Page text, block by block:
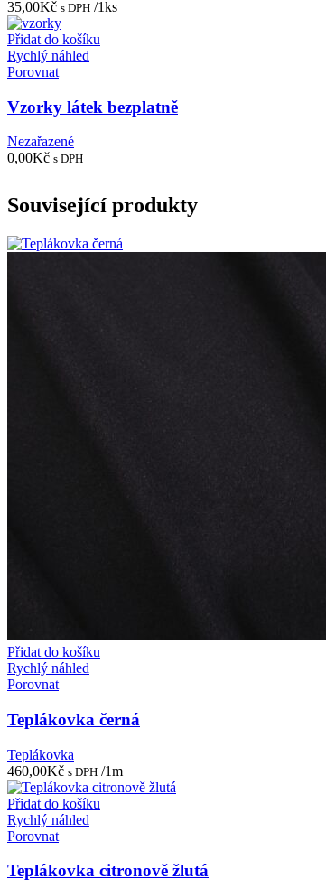
35,00Kč s DPH /1ks
Přidat do košíku
Rychlý náhled
Porovnat
Vzorky látek bezplatně
Nezařazené
0,00Kč s DPH
Související produkty
Přidat do košíku
Rychlý náhled
Porovnat
Teplákovka černá
Teplákovka
460,00Kč s DPH /1m
Přidat do košíku
Rychlý náhled
Porovnat
Teplákovka citronově žlutá